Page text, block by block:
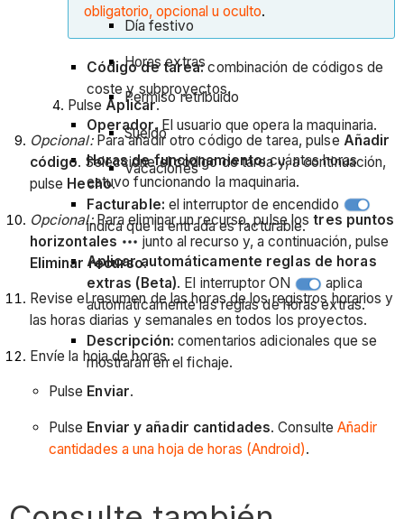
Día festivo
Horas extras
Permiso retribuido
Sueldo
Vacaciones
Facturable: el interruptor de encendido
indica que la entrada es facturable.
Aplicar automáticamente reglas de horas
extras (Beta). El interruptor ON
aplica
automáticamente las reglas de horas extras.
Descripción: comentarios adicionales que se
mostrarán en el fichaje.
obligatorio, opcional u oculto.
Código de tarea:combinación de códigos de
coste y subproyectos.
Operador.El usuario que opera la maquinaria.
Horas de funcionamiento:cuántas horas
estuvo funcionando la maquinaria.
Pulse Aplicar.
Opcional:Para añadir otro código de tarea, pulse Añadir
código. Seleccione el código de tarea y, a continuación,
pulse Hecho.
Opcional:Para eliminar un recurso, pulse lostres puntos
horizontales
junto al recurso y, a continuación, pulse
Eliminar recurso.
Revise el resumen de las horas de los registros horarios y
las horas diarias y semanales en todos los proyectos.
Envíe la hoja de horas.
Pulse Enviar.
Pulse Enviar y añadir cantidades. ConsulteAñadir
cantidades a una hoja de horas (Android).